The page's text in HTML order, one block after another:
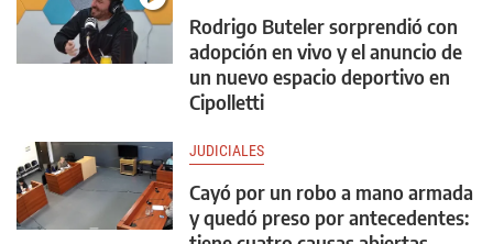
Rodrigo Buteler sorprendió con
adopción en vivo y el anuncio de
un nuevo espacio deportivo en
Cipolletti
JUDICIALES
Cayó por un robo a mano armada
y quedó preso por antecedentes: